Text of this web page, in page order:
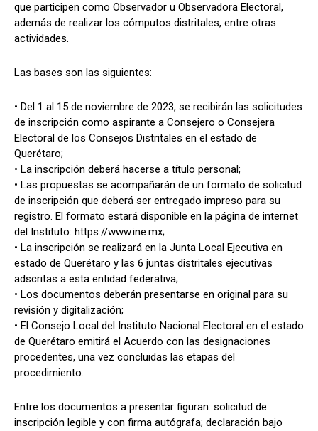
que participen como Observador u Observadora Electoral,
además de realizar los cómputos distritales, entre otras
actividades.
Las bases son las siguientes:
• Del 1 al 15 de noviembre de 2023, se recibirán las solicitudes
de inscripción como aspirante a Consejero o Consejera
Electoral de los Consejos Distritales en el estado de
Querétaro;
• La inscripción deberá hacerse a título personal;
• Las propuestas se acompañarán de un formato de solicitud
de inscripción que deberá ser entregado impreso para su
registro. El formato estará disponible en la página de internet
del Instituto: https://www.ine.mx;
• La inscripción se realizará en la Junta Local Ejecutiva en
estado de Querétaro y las 6 juntas distritales ejecutivas
adscritas a esta entidad federativa;
• Los documentos deberán presentarse en original para su
revisión y digitalización;
• El Consejo Local del Instituto Nacional Electoral en el estado
de Querétaro emitirá el Acuerdo con las designaciones
procedentes, una vez concluidas las etapas del
procedimiento.
Entre los documentos a presentar figuran: solicitud de
inscripción legible y con firma autógrafa; declaración bajo